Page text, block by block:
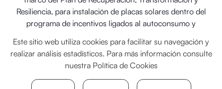
Resiliencia, para instalación de placas solares dentro del
programa de incentivos ligados al autoconsumo y
como la implantación de sistemas térmicos renovables en
el sector residencial del Ministerio para la Transición
Ecológica y el Reto Demográfico.
Este sitio web utiliza cookies para facilitar su navegación y
realizar análisis estadísticos. Para más información consulte
nuestra Política de Cookies